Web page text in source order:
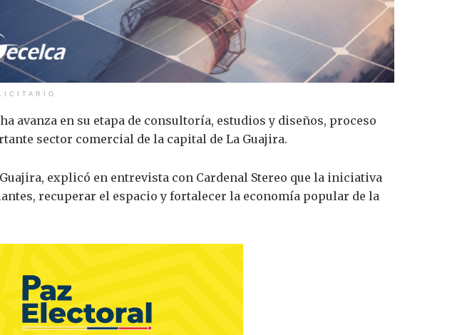
avanza en su etapa de consultoría, estudios y diseños, proceso
sector comercial de la capital de La Guajira.
explicó en entrevista con Cardenal Stereo que la iniciativa
recuperar el espacio y fortalecer la economía popular de la